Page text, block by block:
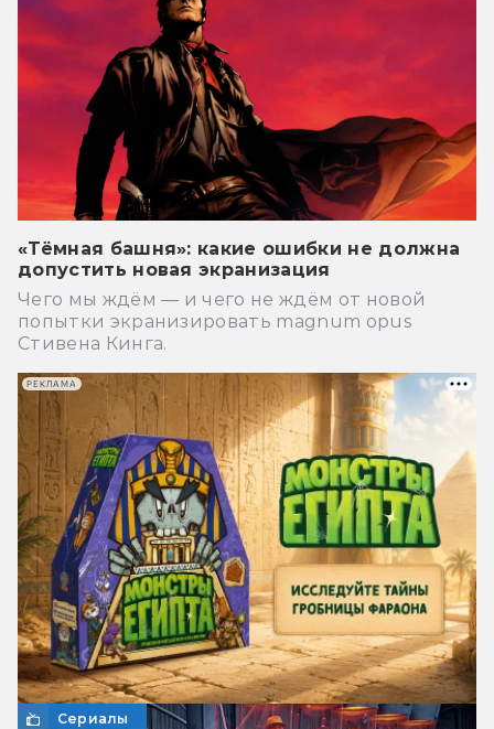
«Тёмная башня»: какие ошибки не должна
допустить новая экранизация
Чего мы ждём — и чего не ждём от новой
попытки экранизировать magnum opus
Стивена Кинга.
Сериалы
РЕКЛАМА